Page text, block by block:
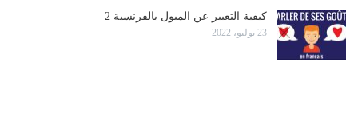
كيفية التعبير عن الميول بالفرنسية 2
23 يوليو، 2022